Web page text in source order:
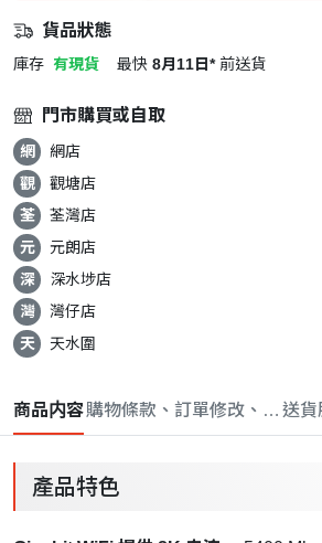
貨品狀態
庫存 有現貨 最快 8月11日* 前送貨
門市購買或自取
網 網店
觀
觀塘店
荃
荃灣店
元
元朗店
深
深水埗店
灣
灣仔店
天
天水圍
商品内容購物條款、訂單修改、取消與
送貨
產品特色